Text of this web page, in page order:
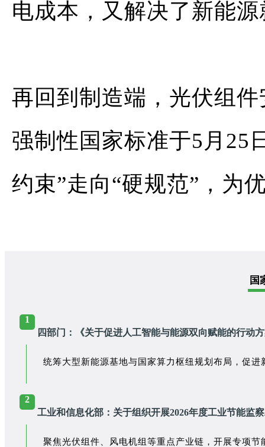
电成本，又解决了新能
再回到制造端，光伏组
强制性国家标准于5月25
约束”走向“硬规范”，为
国
1
四部门：《关于促进人工智能与能源双向赋能的行动
统筹大型新能源基地与国家算力枢纽规划布局，促进
2
工业和信息化部：关于组织开展2026年度工业节能监
聚焦光伏组件、风电机组等重点产业链，开展专项节